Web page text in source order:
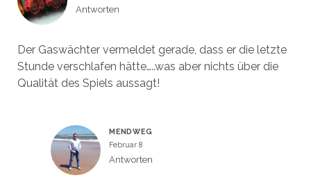
Antworten
Der Gaswächter vermeldet gerade, dass er die letzte
Stunde verschlafen hätte…..was aber nichts über die
Qualität des Spiels aussagt!
MENDWEG
Februar 8
Antworten